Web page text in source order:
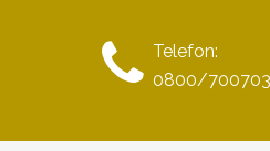
Telefon:
0800/